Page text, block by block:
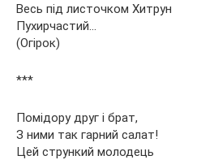
Весь під листочком Хитрун
Пухирчастий…
(Огірок)
***
Помідору друг і брат,
З ними так гарний салат!
Цей стрункий молодець